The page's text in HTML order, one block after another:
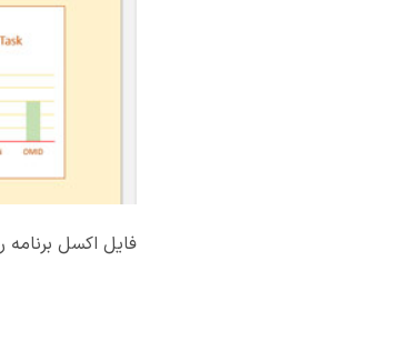
فایل اکسل برنامه